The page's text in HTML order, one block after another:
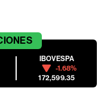
IBOVESPA
-1.68%
172,599.35